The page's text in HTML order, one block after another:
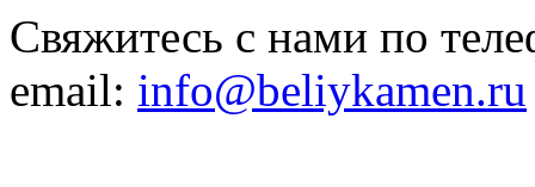
Свяжитесь с нами по
email: info@beliykamen.ru